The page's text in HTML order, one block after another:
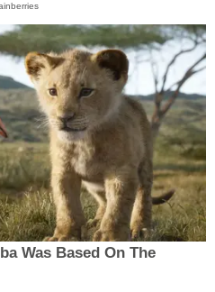
Was Based On The